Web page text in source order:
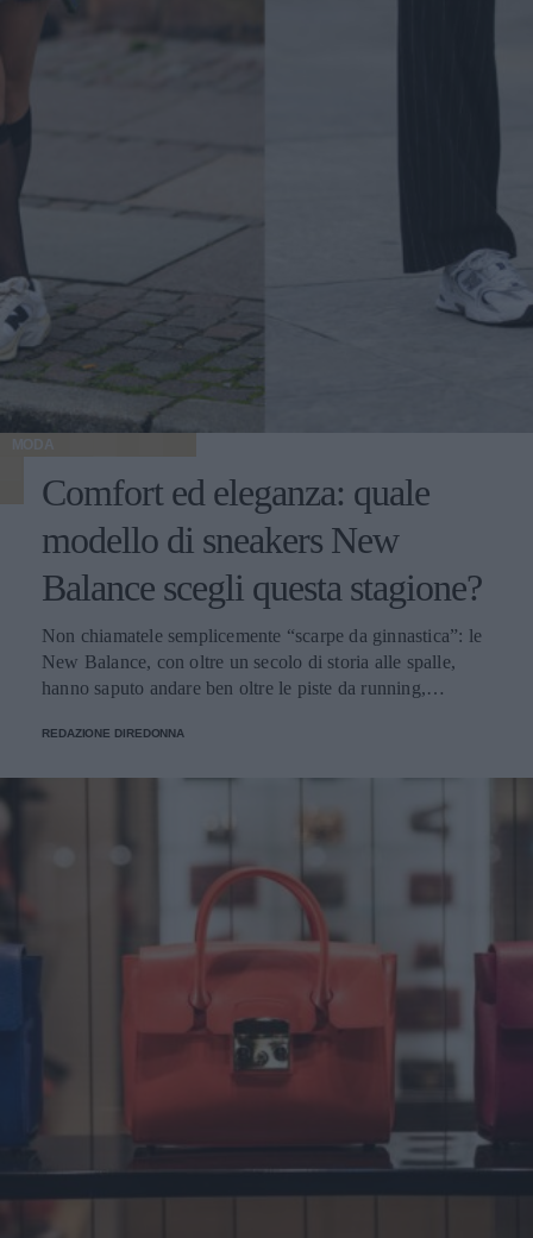
MODA
Comfort ed eleganza: quale
modello di sneakers New
Balance scegli questa stagione?
Non chiamatele semplicemente “scarpe da ginnastica”: le
New Balance, con oltre un secolo di storia alle spalle,
hanno saputo andare ben oltre le piste da running,
REDAZIONE DIREDONNA